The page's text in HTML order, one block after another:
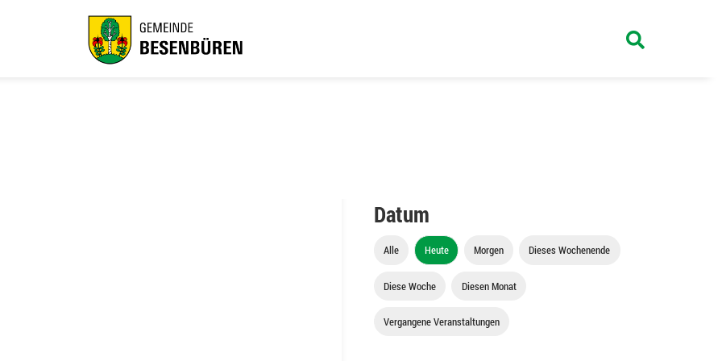
Datum
Alle Heute Morgen Dieses Wochenende
Diese Woche Diesen Monat
Vergangene Veranstaltungen